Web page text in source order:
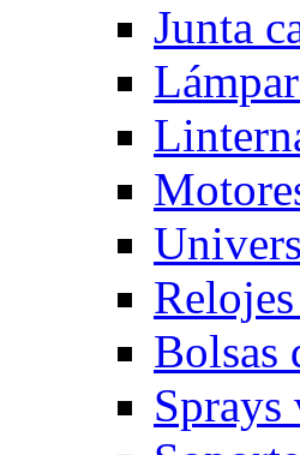
Junta
Bolsas
Sprays